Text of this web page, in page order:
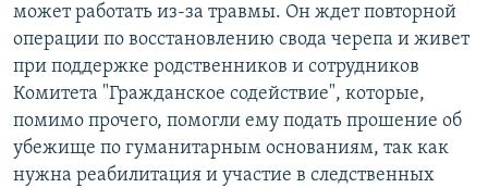
может работать из-за травмы. Он ждет повторной
операции по восстановлению свода черепа и живет
при поддержке родственников и сотрудников
Комитета "Гражданское содействие", которые,
помимо прочего, помогли ему подать прошение об
убежище по гуманитарным основаниям, так как
нужна реабилитация и участие в следственных